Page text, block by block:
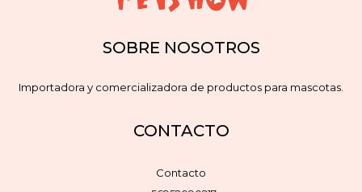
SOBRE NOSOTROS
Importadora y comercializadora de productos para mascotas.
CONTACTO
Contacto